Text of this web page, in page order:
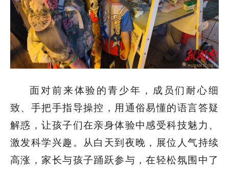
面对前来体验的青少年，成员们耐心细
致、手把手指导操控，用通俗易懂的语言答疑
解惑，让孩子们在亲身体验中感受科技魅力、
激发科学兴趣。从白天到夜晚，展位人气持续
高涨，家长与孩子踊跃参与，在轻松氛围中了